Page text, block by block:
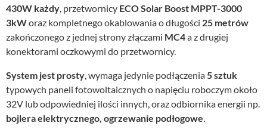
430W każdy , przetwornicy ECO Solar Boost MPPT-3000
3kWoraz kompletnego okablowania o długości 25 metrów
zakończonego z jednej strony złączami MC4a z drugiej
konektorami oczkowymi do przetwornicy.
System jest prosty , wymaga jedynie podłączenia 5 sztuk
typowych paneli fotowoltaicznych o napięciu roboczym około
32V lub odpowiedniej ilości innych, oraz odbiornika energii np.
bojlera elektrycznego, ogrzewanie podłogowe